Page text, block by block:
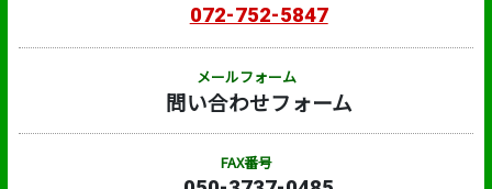
072-752-5847
メールフォーム
問い合わせフォーム
FAX番号